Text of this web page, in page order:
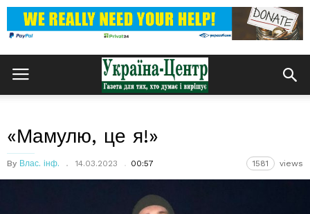
«Мамулю, це я!»
By Влас. інф. 14.03.2023 00:57 1581 views